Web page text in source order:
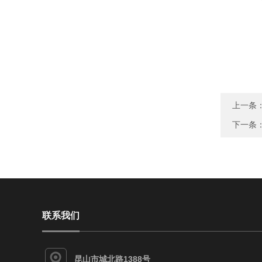
上一条：
下一条：
联系我们
昆山市城北路1388号